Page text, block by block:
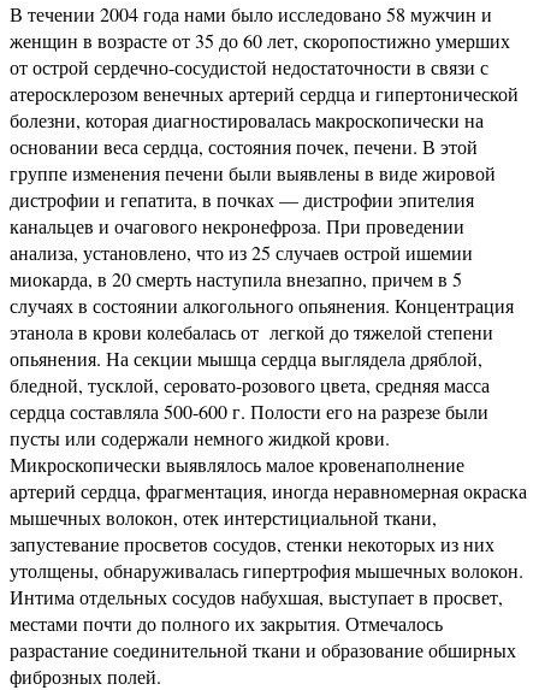
В течении 2004 года нами было исследовано 58 мужчин и
женщин в возрасте от 35 до 60 лет, скоропостижно умерших
от острой сердечно-сосудистой недостаточности в связи с
атеросклерозом венечных артерий сердца и гипертонической
болезни, которая диагностировалась макроскопически на
основании веса сердца, состояния почек, печени. В этой
группе изменения печени были выявлены в виде жировой
дистрофии и гепатита, в почках — дистрофии эпителия
канальцев и очагового некронефроза. При проведении
анализа, установлено, что из 25 случаев острой ишемии
миокарда, в 20 смерть наступила внезапно, причем в 5
случаях в состоянии алкогольного опьянения. Концентрация
этанола в крови колебалась от легкой до тяжелой степени
опьянения. На секции мышца сердца выглядела дряблой,
бледной, тусклой, серовато-розового цвета, средняя масса
сердца составляла 500-600 г. Полости его на разрезе были
пусты или содержали немного жидкой крови.
Микроскопически выявлялось малое кровенаполнение
артерий сердца, фрагментация, иногда неравномерная окраска
мышечных волокон, отек интерстициальной ткани,
запустевание просветов сосудов, стенки некото­рых из них
утолщены, обнаруживалась гипертрофия мышечных волокон.
Интима отдельных сосудов набухшая, выступает в просвет,
местами почти до полного их закрытия. Отмечалось
разрастание соединительной ткани и образование обширных
фиброзных полей.